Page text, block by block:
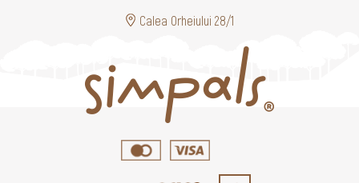
Calea Orheiului 28/1